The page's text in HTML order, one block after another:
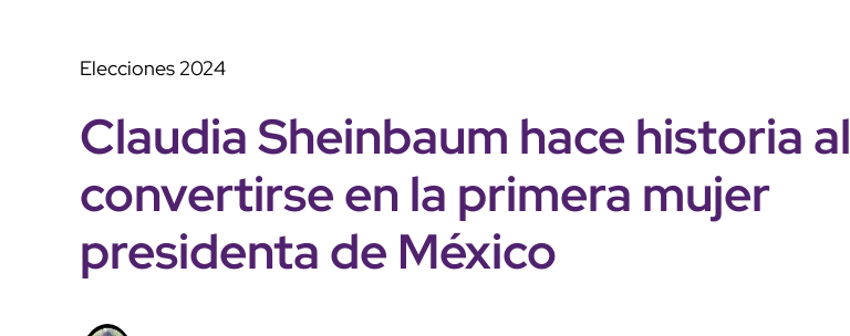
Elecciones 2024
Claudia Sheinbaum hace historia al
convertirse en la primera mujer
presidenta de México